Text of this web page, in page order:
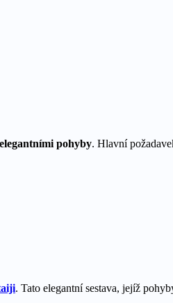
pohyby. Hlavní
. Tato elegantní sestava, jejíž